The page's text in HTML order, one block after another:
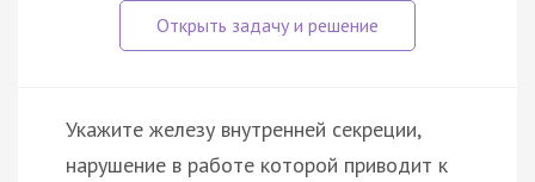
Укажите железу внутренней секреции,
нарушение в работе которой приводит к